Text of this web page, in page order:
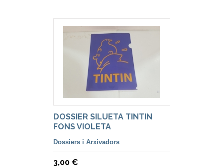
DOSSIER SILUETA TINTIN
FONS VIOLETA
Dossiers i Arxivadors
3,00 €